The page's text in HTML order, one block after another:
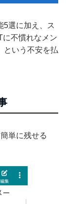
5選に加え、ス
に不慣れなメン
という不安を払
単に残せる